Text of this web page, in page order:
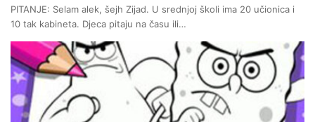
PITANJE: Selam alek, šejh Zijad. U srednjoj školi ima 20 učionica i
10 tak kabineta. Djeca pitaju na času ili…